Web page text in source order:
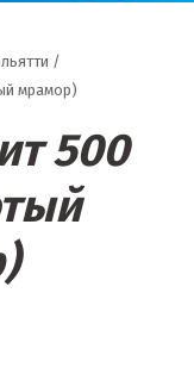
/
мрамор)
500